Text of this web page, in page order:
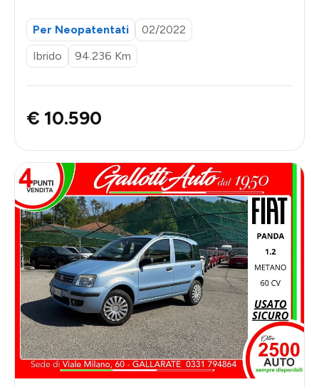
Per Neopatentati
02/2022
Ibrido
94.236 Km
€ 10.590